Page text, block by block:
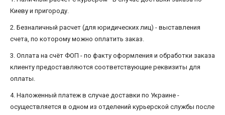
Киеву и пригороду.
2. Безналичный расчет (для юридических лиц) - выставления
счета, по которому можно оплатить заказ.
3. Оплата на счёт ФОП - по факту оформления и обработки заказа
клиенту предоставляются соответствующие реквизиты для
оплаты.
4. Наложенный платеж в случае доставки по Украине -
осуществляется в одном из отделений курьерской службы после